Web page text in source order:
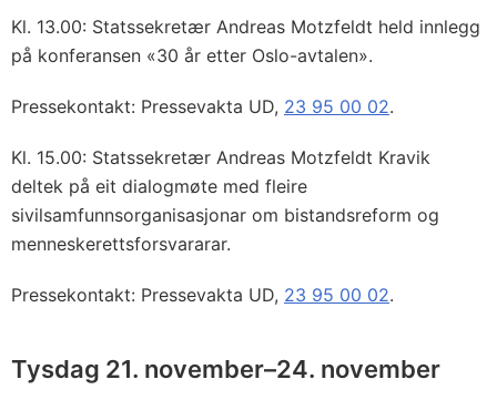
Kl. 13.00: Statssekretær Andreas Motzfeldt held innlegg
på konferansen «30 år etter Oslo-avtalen».
Pressekontakt: Pressevakta UD, 23 95 00 02.
Kl. 15.00: Statssekretær Andreas Motzfeldt Kravik
deltek på eit dialogmøte med fleire
sivilsamfunnsorganisasjonar om bistandsreform og
menneskerettsforsvararar.
Pressekontakt: Pressevakta UD, 23 95 00 02.
Tysdag 21. november–24. november